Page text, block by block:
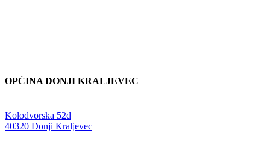
OPĆINA DONJI KRALJEVEC
Kolodvorska 52d
40320 Donji Kraljevec